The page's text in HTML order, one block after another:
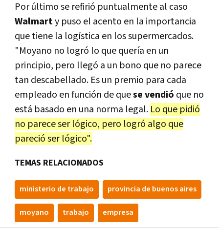
Por último se refirió puntualmente al caso
Walmarty puso el acento en la importancia
que tiene la logística en los supermercados.
"Moyano no logró lo que quería en un
principio, pero llegó a un bono que no parece
tan descabellado. Es un premio para cada
empleado en función de quese vendió que no
está basado en una norma legal. Lo que pidió
no parece ser lógico, pero logró algo que
pareció ser lógico".
TEMAS RELACIONADOS
ministerio de trabajo provincia de buenos aires
moyano trabajo empresa